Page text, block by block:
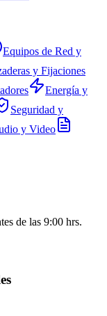
Equipos de Red y
y Fijaciones
Energía y
Seguridad y
y Video
de las 9:00 hrs.